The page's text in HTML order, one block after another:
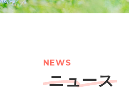
NEWS
ニュース